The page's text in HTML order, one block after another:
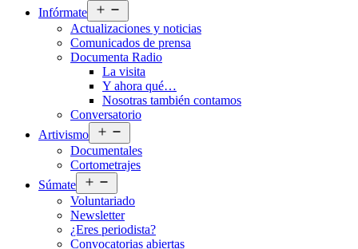
Infórmate
el
menú
Actualizaciones y noticias
Comunicados de prensa
Documenta Radio
La visita
Y ahora qué…
Nosotras también contamos
Conversatorio
Artivismo
el
menú
Documentales
Cortometrajes
Súmate
el
menú
Voluntariado
Newsletter
¿Eres periodista?
Convocatorias abiertas